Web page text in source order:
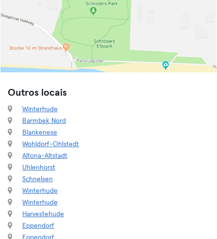
Outros locais
Winterhude
Barmbek Nord
Blankenese
Wohldorf-Ohlstedt
Altona-Altstadt
Uhlenhorst
Schnelsen
Winterhude
Winterhude
Harvestehude
Eppendorf
Eppendorf